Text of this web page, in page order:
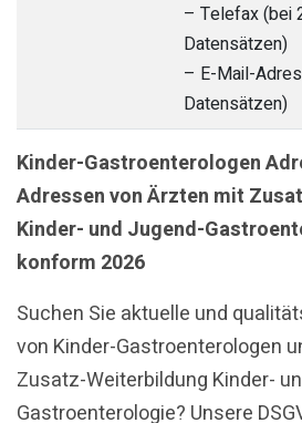
– Telefax (bei
Datensätzen)
– E-Mail-
Datensätzen)
Kinder-Gastroenterologen
Adressen von Ärzten mit
Kinder- und Jugend-
konform 2026
Suchen Sie aktuelle und
von Kinder-Gastroenterologen
Zusatz-Weiterbildung Kinder-
Gastroenterologie? Unsere